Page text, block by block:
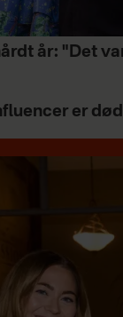
år: "Det
er